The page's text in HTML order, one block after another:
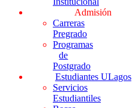
Admisión
Carreras
Pregrado
Programas
de
Postgrado
Estudiantes ULagos
Servicios
Estudiantiles